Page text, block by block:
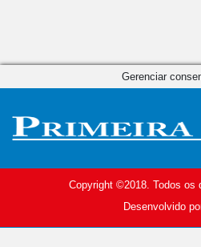
Copyright ©2018. Todos os
Desenvolvido
Gerenciar